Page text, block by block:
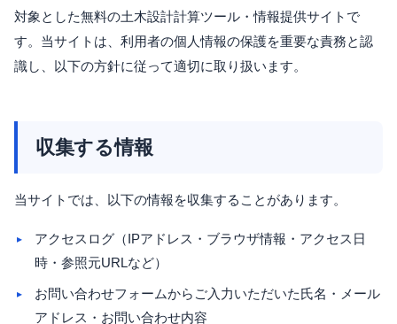
対象とした無料の土木設計計算ツール・情報提供サイトで
す。当サイトは、利用者の個人情報の保護を重要な責務と認
識し、以下の方針に従って適切に取り扱います。
収集する情報
当サイトでは、以下の情報を収集することがあります。
アクセスログ（IPアドレス・ブラウザ情報・アクセス日
時・参照元URLなど）
お問い合わせフォームからご入力いただいた氏名・メール
アドレス・お問い合わせ内容